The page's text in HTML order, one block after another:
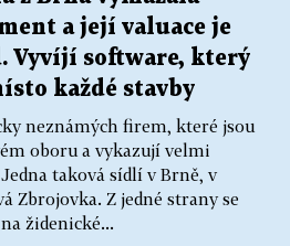
a její valuace je
Vyvíjí software, který
každé stavby
neznámých firem, které jsou
oboru a vykazují velmi
taková sídlí v Brně, v
Zbrojovka. Z jedné strany se
židenické...